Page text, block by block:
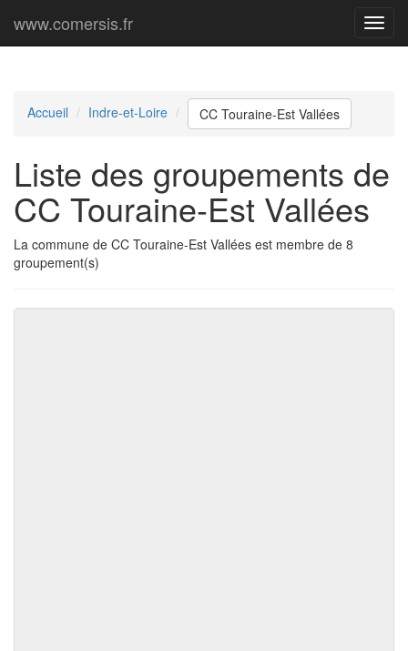
Menu
www.comersis.fr
Accueil Indre-et-Loire CC Touraine-Est Vallées
Liste des groupements de
CC Touraine-Est Vallées
La commune de CC Touraine-Est Vallées est membre de 8
groupement(s)